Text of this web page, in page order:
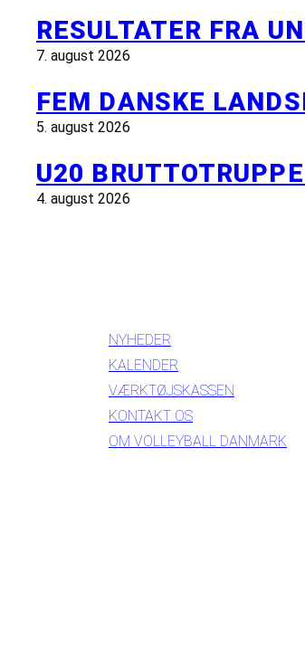
RESULTATER FRA
7. august 2026
FEM DANSKE
5. august 2026
U20
4. august 2026
NYHEDER
KALENDER
VÆRKTØJSKASSEN
KONTAKT OS
OM VOLLEYBALL DANMARK